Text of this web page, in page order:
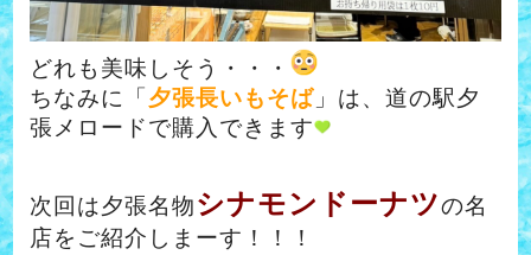
どれも美味しそう・・・
ちなみに「 夕張長いもそば」は、道の駅夕
張メロードで購入できます
次回は夕張名物シナモンドーナツの名
店をご紹介しまーす！！！